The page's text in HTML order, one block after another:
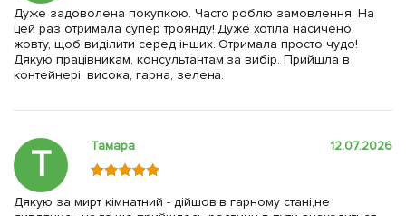
Дуже задоволена покупкою. Часто роблю замовлення. На
цей раз отримала супер троянду! Дуже хотіла насичено
жовту, щоб виділити серед інших. Отримала просто чудо!
Дякую працівникам, консультантам за вибір. Прийшла в
контейнері, висока, гарна, зелена.
Т Тамара 12.07.2026
Дякую за мирт кімнатний - дійшов в гарному стані,не